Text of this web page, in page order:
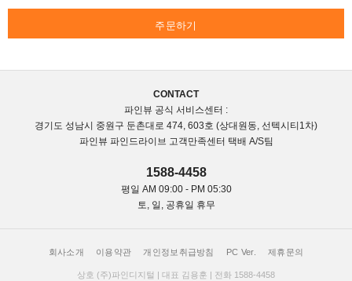
주문하기
CONTACT
파인뷰 공식 서비스센터 :
경기도 성남시 중원구 둔촌대로 474, 603호 (상대원동, 선텍시티1차)
파인뷰 파인드라이브 고객만족센터 택배 A/S팀
1588-4458
평일 AM 09:00 - PM 05:30
토, 일, 공휴일 휴무
회사소개 이용약관 개인정보취급방침 PC Ver. 제휴문의
상호 (주)파인디지털 | 대표 김용훈 | 전화 1588-4458